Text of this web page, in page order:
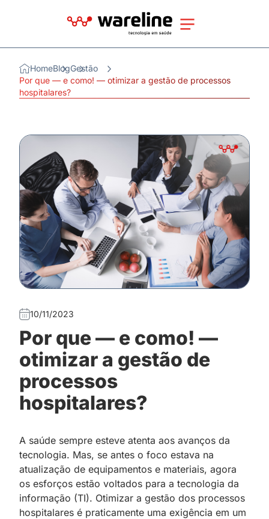
HomeBlogGestão
Por que — e como! — otimizar a gestão de processos
hospitalares?
10/11/2023
Por que — e como! —
otimizar a gestão de
processos
hospitalares?
A saúde sempre esteve atenta aos avanços da
tecnologia. Mas, se antes o foco estava na
atualização de equipamentos e materiais, agora
os esforços estão voltados para a tecnologia da
informação (TI). Otimizar a gestão dos processos
hospitalares é praticamente uma exigência em um